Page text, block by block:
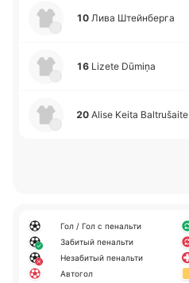
10 Лива Штей­нбе­рга
16 Lizete Dūmiņa
20 Alise Keita Baltrušaite
Гол / Гол с пенальти
Забитый пенальти
Незабитый пенальти
Автогол